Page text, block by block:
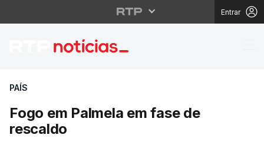
Entrar
Fogo em Palmela em
PAÍS
Fogo em Palmela em fase de
rescaldo